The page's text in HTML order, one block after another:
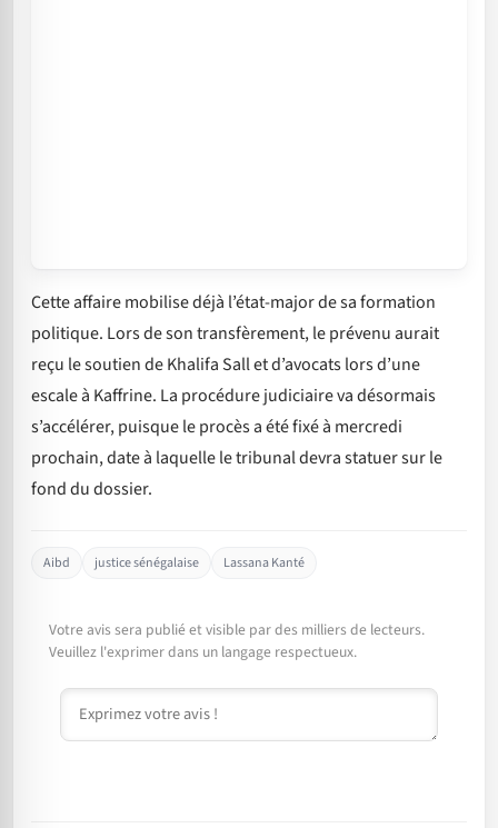
Cette affaire mobilise déjà l’état-major de sa formation
politique. Lors de son transfèrement, le prévenu aurait
reçu le soutien de Khalifa Sall et d’avocats lors d’une
escale à Kaffrine. La procédure judiciaire va désormais
s’accélérer, puisque le procès a été fixé à mercredi
prochain, date à laquelle le tribunal devra statuer sur le
fond du dossier.
Aibd justice sénégalaise Lassana Kanté
Votre avis sera publié et visible par des milliers de lecteurs.
Veuillez l'exprimer dans un langage respectueux.
Commentaire